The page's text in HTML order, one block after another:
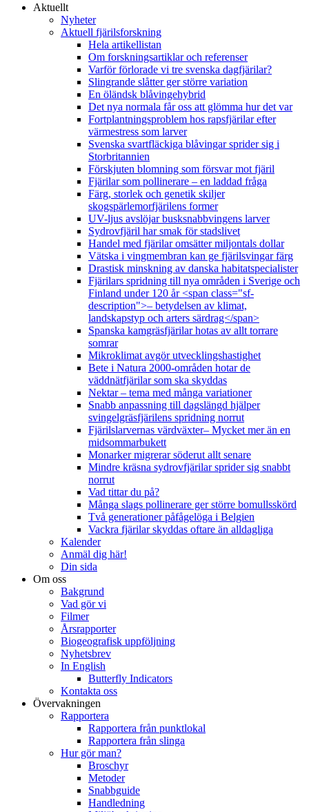
Aktuellt
Nyheter
Aktuell fjärilsforskning
Hela artikellistan
Om forskningsartiklar och referenser
Varför förlorade vi tre svenska dagfjärilar?
Slingrande slåtter ger större variation
En öländsk blåvingehybrid
Det nya normala får oss att glömma hur det var
Fortplantningsproblem hos rapsfjärilar efter
värmestress som larver
Svenska svartfläckiga blåvingar sprider sig i
Storbritannien
Förskjuten blomning som försvar mot fjäril
Fjärilar som pollinerare – en laddad fråga
Färg, storlek och genetik skiljer
skogspärlemorfjärilens former
UV-ljus avslöjar busksnabbvingens larver
Sydrovfjäril har smak för stadslivet
Handel med fjärilar omsätter miljontals dollar
Vätska i vingmembran kan ge fjärilsvingar färg
Drastisk minskning av danska habitatspecialister
Fjärilars spridning till nya områden i Sverige och
Finland under 120 år <span class="sf-
description">– betydelsen av klimat,
landskapstyp och arters särdrag</span>
Spanska kamgräsfjärilar hotas av allt torrare
somrar
Mikroklimat avgör utvecklingshastighet
Bete i Natura 2000-områden hotar de
väddnätfjärilar som ska skyddas
Nektar – tema med många variationer
Snabb anpassning till dagslängd hjälper
svingelgräsfjärilens spridning norrut
Fjärilslarvernas värdväxter– Mycket mer än en
midsommarbukett
Monarker migrerar söderut allt senare
Mindre kräsna sydrovfjärilar sprider sig snabbt
norrut
Vad tittar du på?
Många slags pollinerare ger större bomullsskörd
Två generationer påfågelöga i Belgien
Vackra fjärilar skyddas oftare än alldagliga
Kalender
Anmäl dig här!
Din sida
Om oss
Bakgrund
Vad gör vi
Filmer
Årsrapporter
Biogeografisk uppföljning
Nyhetsbrev
In English
Butterfly Indicators
Kontakta oss
Övervakningen
Rapportera
Rapportera från punktlokal
Rapportera från slinga
Hur gör man?
Broschyr
Metoder
Snabbguide
Handledning